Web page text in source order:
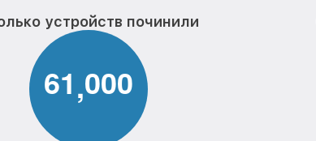
устройств починили
61,000